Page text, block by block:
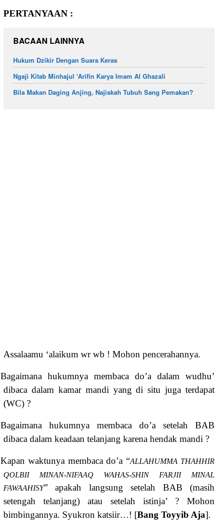
PERTANYAAN :
BACAAN LAINNYA
Hukum Dzikir Dengan Suara Keras
Ngaji Kitab Minhajul ‘Arifin Karya Imam Al Ghazali
Bila Makan Daging Anjing, Najiskah Tubuh Sang Pemakan?
Assalaamu ‘alaikum wr wb ! Mohon pencerahannya.
Bagaimana hukumnya membaca do’a dalam wudhu’
dibaca dalam kamar mandi yang di situ juga terdapat
(WC) ?
Bagaimana hukumnya membaca do’a setelah BAB
dibaca dalam keadaan telanjang karena hendak mandi ?
Kapan waktunya membaca do’a “ALLAHUMMA THAHHIR
QOLBII MINAN-NIFAAQ WAHAS-SHIN FARJII MINAL
FAWAAHISY” apakah langsung setelah BAB (masih
setengah telanjang) atau setelah istinja’ ? Mohon
bimbingannya. Syukron katsiir…! [Bang Toyyib Aja].